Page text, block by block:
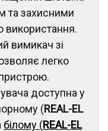
та захисними
використання.
вимикач зі
легко
доступна у
(REAL-EL
білому (REAL-EL